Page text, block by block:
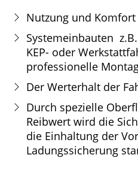
Nutzung und
Systemeinbauten
KEP- oder
professionelle
Der Werterhalt der
Durch spezielle
Reibwert wird die
die Einhaltung der
Ladungssicherung